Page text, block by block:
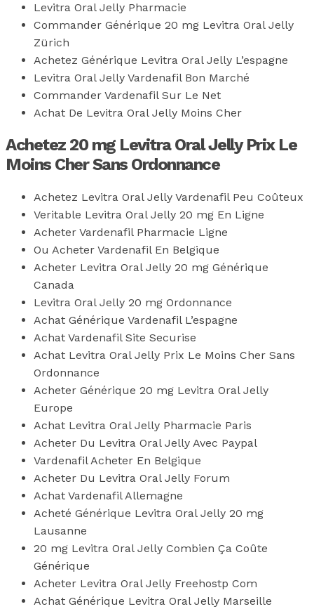
Levitra Oral Jelly Pharmacie
Commander Générique 20 mg Levitra Oral Jelly
Zürich
Achetez Générique Levitra Oral Jelly L’espagne
Levitra Oral Jelly Vardenafil Bon Marché
Commander Vardenafil Sur Le Net
Achat De Levitra Oral Jelly Moins Cher
Achetez 20 mg Levitra Oral Jelly Prix Le
Moins Cher Sans Ordonnance
Achetez Levitra Oral Jelly Vardenafil Peu Coûteux
Veritable Levitra Oral Jelly 20 mg En Ligne
Acheter Vardenafil Pharmacie Ligne
Ou Acheter Vardenafil En Belgique
Acheter Levitra Oral Jelly 20 mg Générique
Canada
Levitra Oral Jelly 20 mg Ordonnance
Achat Générique Vardenafil L’espagne
Achat Vardenafil Site Securise
Achat Levitra Oral Jelly Prix Le Moins Cher Sans
Ordonnance
Acheter Générique 20 mg Levitra Oral Jelly
Europe
Achat Levitra Oral Jelly Pharmacie Paris
Acheter Du Levitra Oral Jelly Avec Paypal
Vardenafil Acheter En Belgique
Acheter Du Levitra Oral Jelly Forum
Achat Vardenafil Allemagne
Acheté Générique Levitra Oral Jelly 20 mg
Lausanne
20 mg Levitra Oral Jelly Combien Ça Coûte
Générique
Acheter Levitra Oral Jelly Freehostp Com
Achat Générique Levitra Oral Jelly Marseille